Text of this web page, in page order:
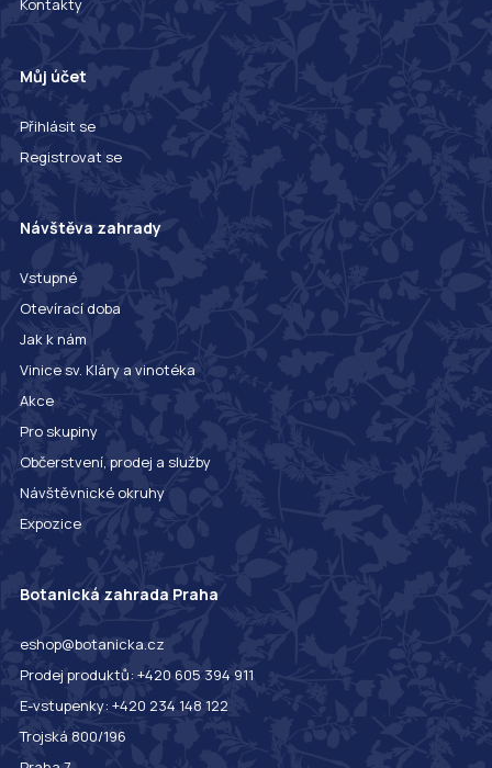
Kontakty
Můj účet
Přihlásit se
Registrovat se
Návštěva zahrady
Vstupné
Otevírací doba
Jak k nám
Vinice sv. Kláry a vinotéka
Akce
Pro skupiny
Občerstvení, prodej a služby
Návštěvnické okruhy
Expozice
Botanická zahrada Praha
eshop@botanicka.cz
Prodej produktů: +420 605 394 911
E-vstupenky: +420 234 148 122
Trojská 800/196